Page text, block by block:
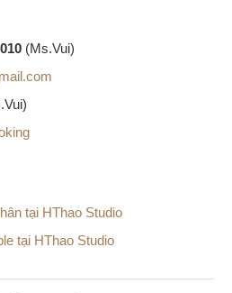
(Ms.Vui)
tại HThao Studio
tại HThao Studio